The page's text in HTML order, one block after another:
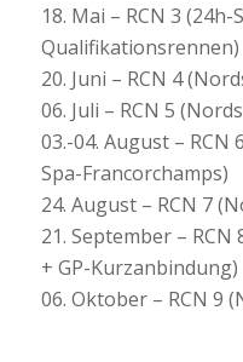
18. Mai – RCN 3
Qualifikationsrennen)
20. Juni – RCN 4
06. Juli – RCN 5
03.-04. August – RCN
Spa-Francorchamps)
24. August – RCN 7
21. September –
+ GP-Kurzanbindung)
06. Oktober – RCN 9